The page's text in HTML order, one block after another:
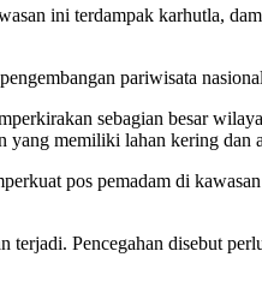
ini terdampak karhutla,
pariwisata
sebagian besar
memiliki lahan kering dan
pos pemadam di
Pencegahan disebut